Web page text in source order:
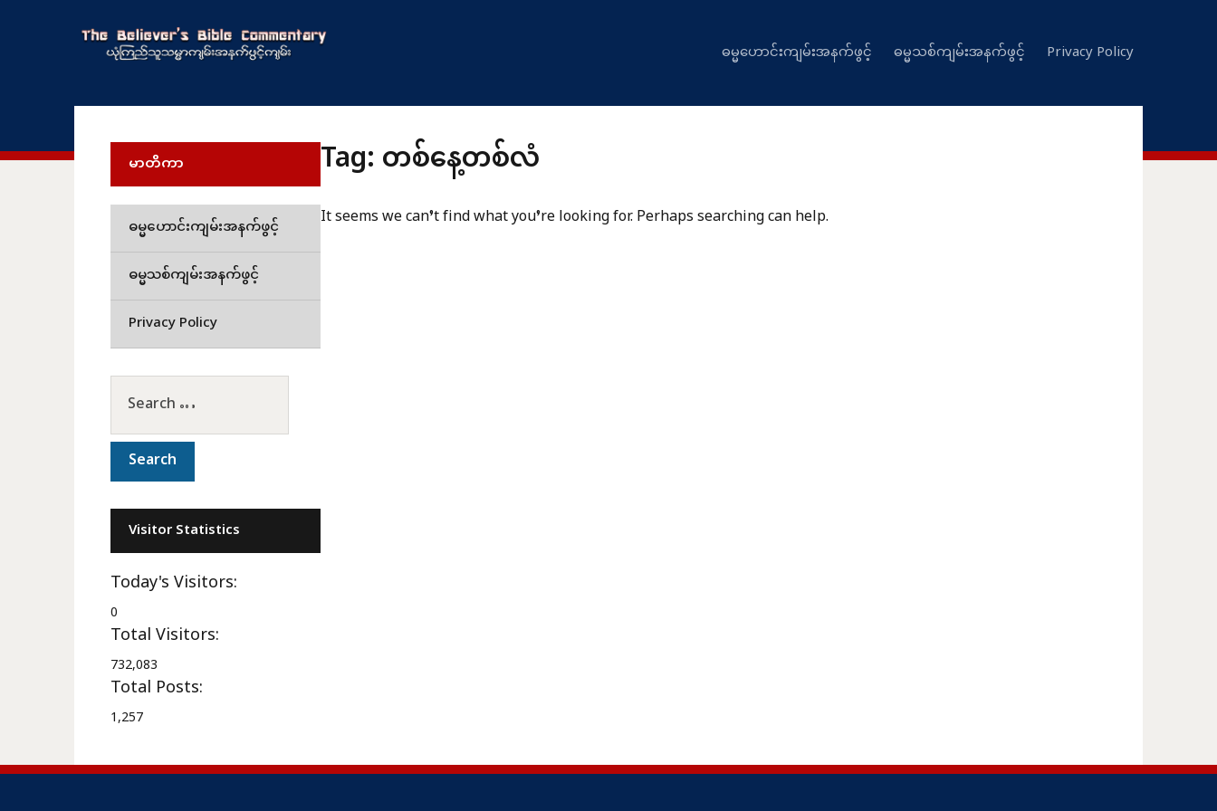
ဓမ္မဟောင်းကျမ်းအနက်ဖွင့် ဓမ္မသစ်ကျမ်းအနက်ဖွင့် Privacy Policy
Tag:တစ်နေ့တစ်လံ
It seems we can’t find what you’re looking for. Perhaps searching can help.
မာတိကာ
ဓမ္မဟောင်းကျမ်းအနက်ဖွင့်
ဓမ္မသစ်ကျမ်းအနက်ဖွင့်
Privacy Policy
Visitor Statistics
Today's Visitors:
0
Total Visitors:
732,083
Total Posts:
1,257